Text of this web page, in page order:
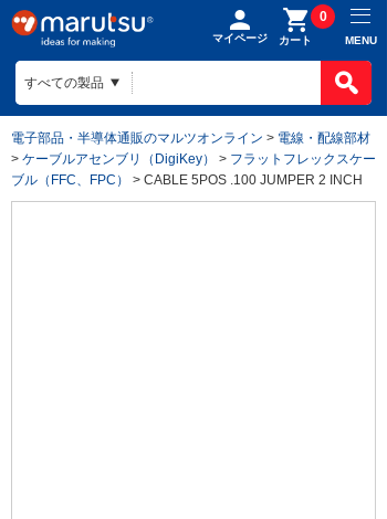
マイページ カート
0
MENU
電子部品・半導体通販のマルツオンライン > 電線・配線部材
> ケーブルアセンブリ（DigiKey） > フラットフレックスケー
ブル（FFC、FPC）
> CABLE 5POS .100 JUMPER 2 INCH